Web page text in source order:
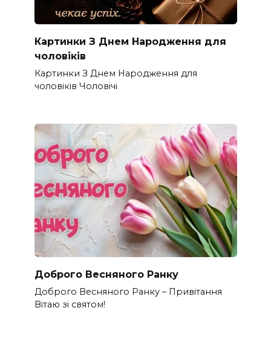
Картинки З Днем Народження для
чоловіків​
Картинки З Днем Народження для
чоловіків​ Чоловічі
Доброго Весняного Ранку
Доброго Весняного Ранку – Привітання
Вітаю зі святом!